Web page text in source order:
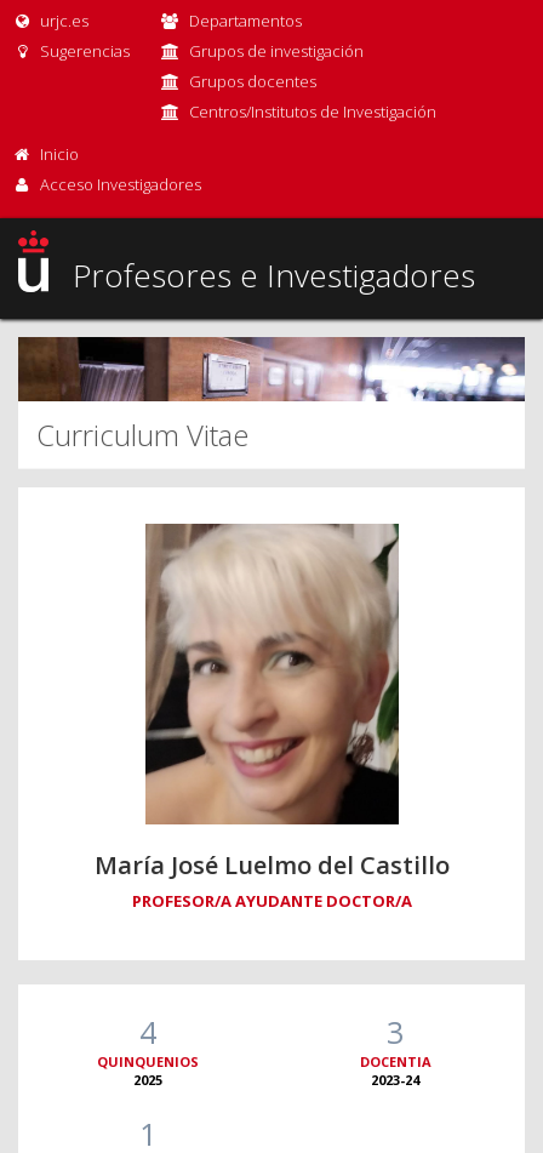
urjc.es
Sugerencias
Departamentos
Grupos de investigación
Grupos docentes
Centros/Institutos de Investigación
Inicio
Acceso Investigadores
Profesores e Investigadores
Curriculum Vitae
María José Luelmo del Castillo
PROFESOR/A AYUDANTE DOCTOR/A
4
QUINQUENIOS
2025
3
DOCENTIA
2023-24
1